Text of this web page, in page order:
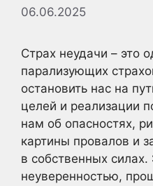
06.06.2025
Страх неудачи – это
парализующих
остановить нас на
целей и реализации
нам об опасностях,
картины провалов и
в собственных силах.
неуверенностью,